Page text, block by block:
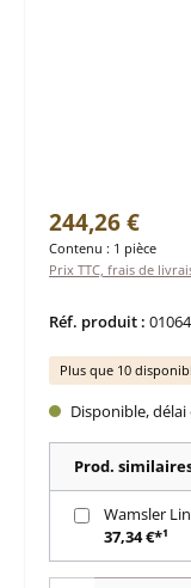
Prix régulier :
244,26 €
Contenu : 1 pièce
Prix TTC, frais de
Réf. produit :
Plus que 10
Disponible,
Prod.
Wamsler
37,34 €*¹